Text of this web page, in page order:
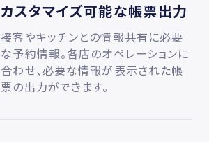
カスタマイズ可能な帳票出力
接客やキッチンとの情報共有に必要
な予約情報。各店のオペレーションに
合わせ、必要な情報が表示された帳
票の出力ができます。